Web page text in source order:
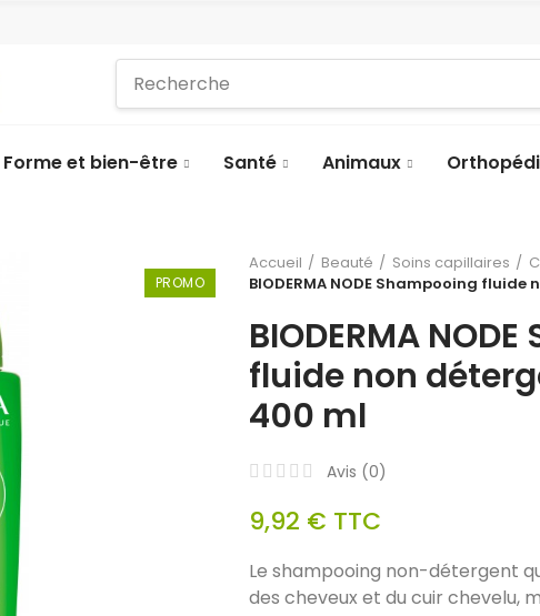
Forme et bien-être Santé Animaux
PROMO
Accueil Beauté Soins capillaires
BIODERMA NODE Shampooing
BIODERMA
fluide non
400 ml
Avis (0)
9,92 € TTC
Le shampooing non-détergent
des cheveux et du cuir chevelu,